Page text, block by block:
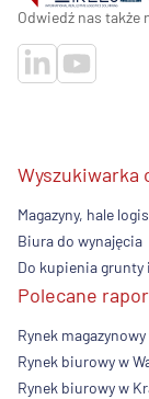
Odwiedź nas także
Magazyny, hale
Biura do wynajęcia
Do kupienia grunty
Polecane
Rynek
Rynek biurowy w
Rynek biurowy w